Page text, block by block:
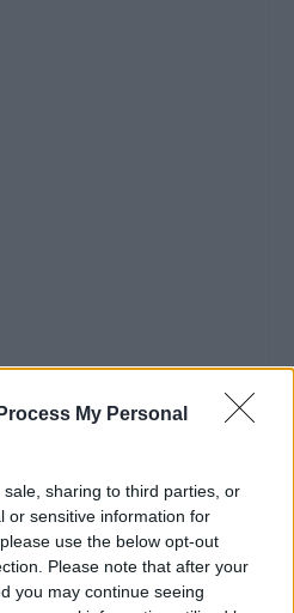
My Personal
sharing to third parties, or
or sensitive information for
use the below opt-out
Please note that after your
you may continue seeing